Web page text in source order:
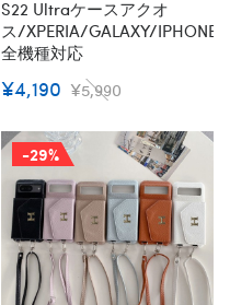
S22 Ultraケースアクオ
ス/XPERIA/GALAXY/IPHONE
全機種対応
¥4,190 ¥5,990
-29%